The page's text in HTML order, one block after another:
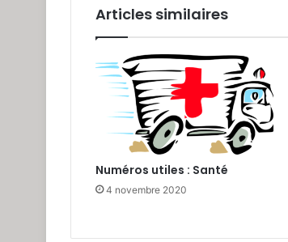
Articles similaires
Numéros utiles : Santé
4 novembre 2020